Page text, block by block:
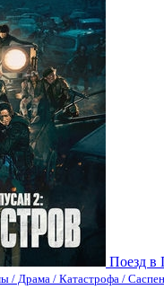
Поезд в
/ Драма / Катастрофа /